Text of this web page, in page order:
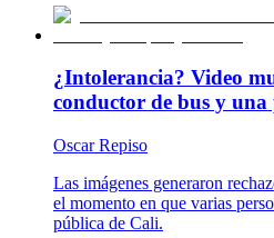
¿Intolerancia? Video
conductor de bus y
Oscar Repiso
Las imágenes generaron
el momento en que varias
pública de Cali.